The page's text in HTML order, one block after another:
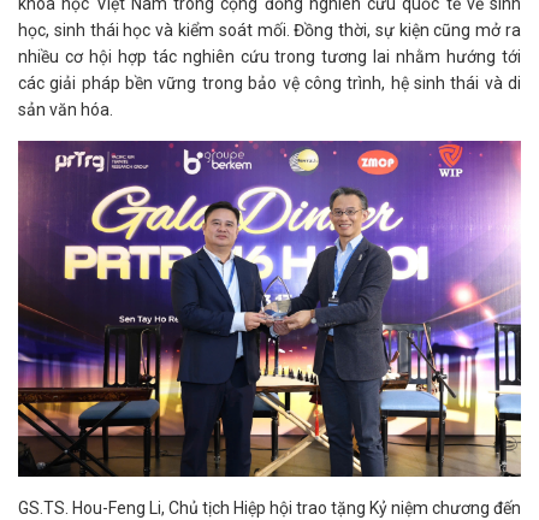
khoa học Việt Nam trong cộng đồng nghiên cứu quốc tế về sinh
học, sinh thái học và kiểm soát mối. Đồng thời, sự kiện cũng mở ra
nhiều cơ hội hợp tác nghiên cứu trong tương lai nhằm hướng tới
các giải pháp bền vững trong bảo vệ công trình, hệ sinh thái và di
sản văn hóa.
GS.TS. Hou-Feng Li, Chủ tịch Hiệp hội trao tặng Kỷ niệm chương đến